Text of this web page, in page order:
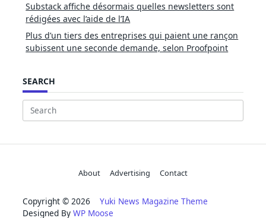
Substack affiche désormais quelles newsletters sont
rédigées avec l’aide de l’IA
Plus d’un tiers des entreprises qui paient une rançon
subissent une seconde demande, selon Proofpoint
SEARCH
Search
About Advertising Contact
Copyright © 2026 Yuki News Magazine Theme
Designed By WP Moose